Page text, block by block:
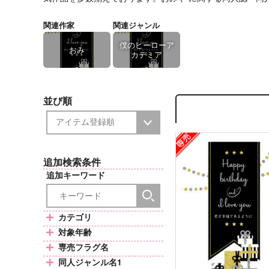
関連作家
おみ
関連ジャンル
僕のヒーローア
カデミア
並び順
追加検索条件
追加キーワード
カテゴリ
対象年齢
専売フラグ名
同人ジャンル名1